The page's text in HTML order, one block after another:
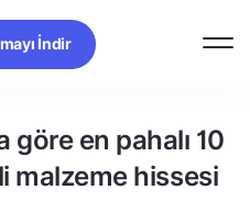
İndir
en pahalı 10
malzeme hissesi